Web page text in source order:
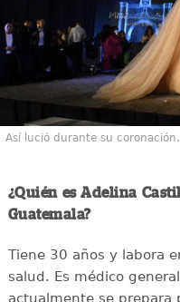
Así lució durante su coronación.
¿Quién es Adelina
Guatemala?
Tiene 30 años y labora
salud. Es médico
actualmente se prepara